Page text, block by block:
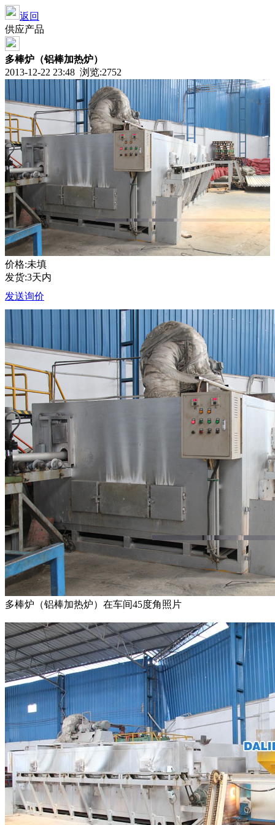
返回
供应产品
多棒炉（铝棒加热炉）
2013-12-22 23:48 浏览:2752
价格:未填
发货:3天内
发送询价
多棒炉（铝棒加热炉）在车间45度角照片